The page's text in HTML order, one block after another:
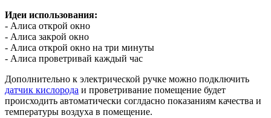
Идеи использования:
- Алиса открой окно
- Алиса закрой окно
- Алиса открой окно на три минуты
- Алиса проветривай каждый час
Дополнительно к электрической ручке можно подключить
датчик кислорода и проветривание помещение будет
происходить автоматически соглдасно показаниям качества и
температуры воздуха в помещение.